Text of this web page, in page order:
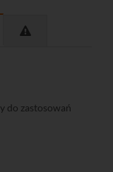
do zastosowań